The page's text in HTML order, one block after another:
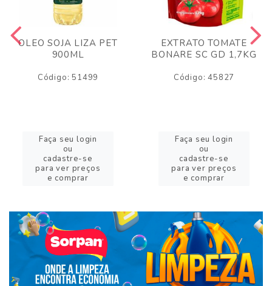
OLEO SOJA LIZA PET
900ML
Código: 51499
Faça seu login
ou
cadastre-se
para ver preços
e comprar
EXTRATO TOMATE
BONARE SC GD 1,7KG
Código: 45827
Faça seu login
ou
cadastre-se
para ver preços
e comprar